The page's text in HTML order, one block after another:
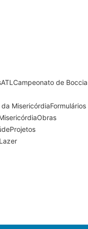
ATL Campeonato de Boccia
MisericórdiaFormulários
Obras
Projetos